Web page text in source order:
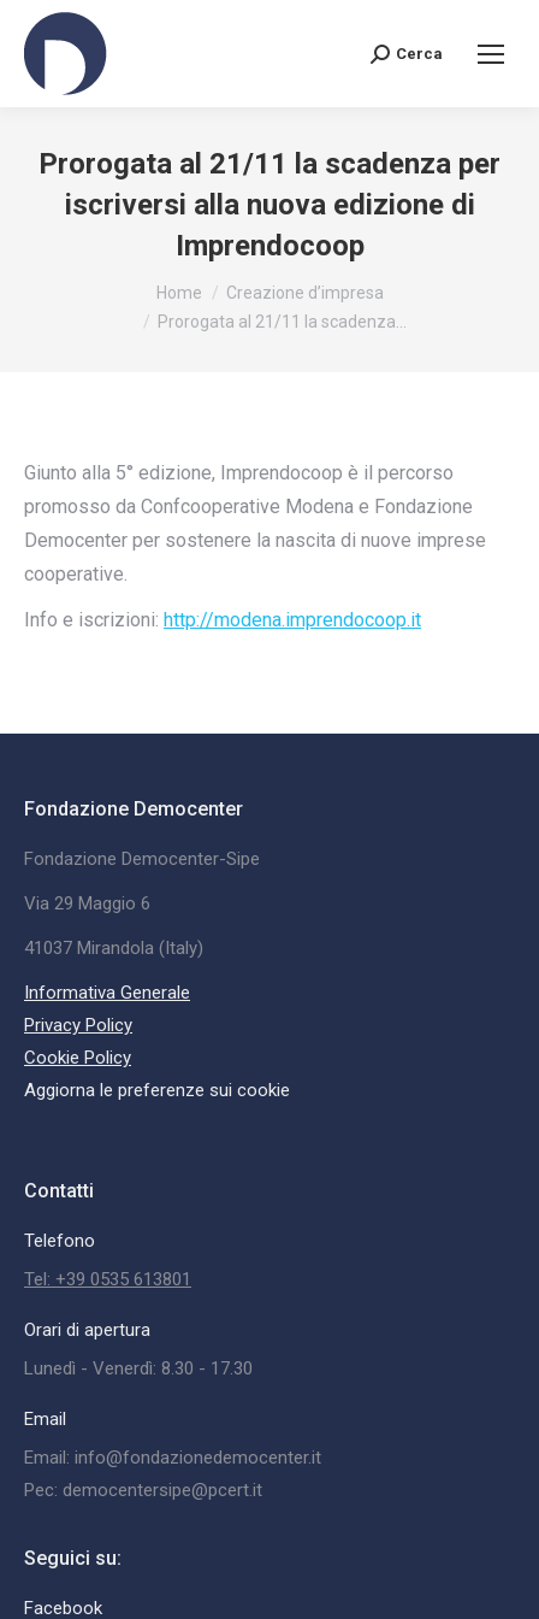
Search:
Cerca
Prorogata al 21/11 la scadenza per
iscriversi alla nuova edizione di
Imprendocoop
Home
Creazione d’impresa
Prorogata al 21/11 la scadenza…
Giunto alla 5° edizione, Imprendocoop è il percorso
promosso da Confcooperative Modena e Fondazione
Democenter per sostenere la nascita di nuove imprese
cooperative.
Info e iscrizioni: http://modena.imprendocoop.it
Fondazione Democenter
Fondazione Democenter-Sipe
Via 29 Maggio 6
41037 Mirandola (Italy)
Informativa Generale
Privacy Policy
Cookie Policy
Aggiorna le preferenze sui cookie
Contatti
Telefono
Tel: +39 0535 613801
Orari di apertura
Lunedì - Venerdì: 8.30 - 17.30
Email
Email: info@fondazionedemocenter.it
Pec: democentersipe@pcert.it
Seguici su:
Facebook